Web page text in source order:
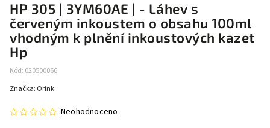
HP 305 | 3YM60AE | - Láhev s
červeným inkoustem o obsahu 100ml
vhodným k plnění inkoustových kazet
Hp
Kód: 020500066
Neohodnoceno
Značka: Orink